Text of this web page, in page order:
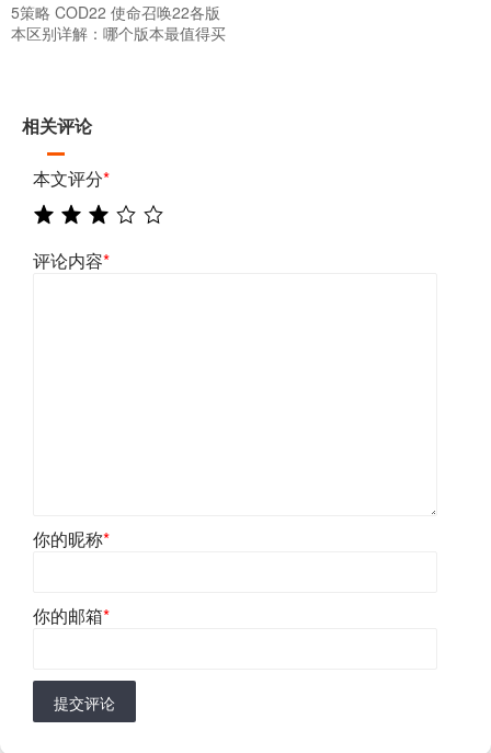
5策略 COD22 使命召唤22各版
本区别详解：哪个版本最值得买
相关评论
本文评分*
评论内容*
你的昵称*
你的邮箱*
提交评论